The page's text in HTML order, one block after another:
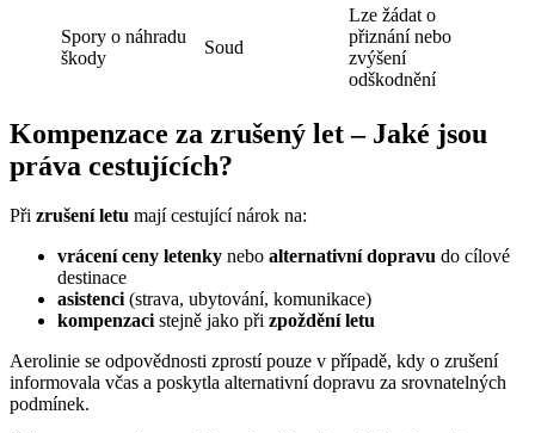
Spory o náhradu
škody
Soud
Lze žádat o
přiznání nebo
zvýšení
odškodnění
Kompenzace za zrušený let – Jaké jsou
práva cestujících?
Při zrušení letu mají cestující nárok na:
vrácení ceny letenky nebo alternativní dopravu do cílové
destinace
asistenci(strava, ubytování, komunikace)
kompenzacistejně jako při zpoždění letu
Aerolinie se odpovědnosti zprostí pouze v případě, kdy o zrušení
informovala včas a poskytla alternativní dopravu za srovnatelných
podmínek.